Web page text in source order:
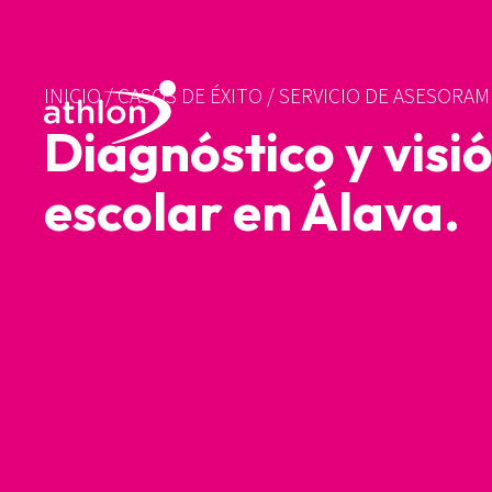
INICIO/CASOS DE ÉXITO/SERVICIO DE
Diagnóstico y
escolar en Álava.